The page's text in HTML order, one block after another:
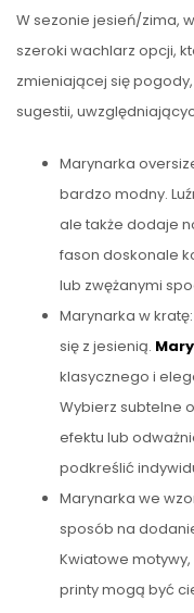
W sezonie jesień/zima,
szeroki wachlarz opcji,
zmieniającej się
sugestii,
Marynarka
bardzo modny.
ale także dodaje
fason doskonale
lub zwężanymi
Marynarka w
się z jesienią.
klasycznego i
Wybierz subtelne
efektu lub
podkreślić
Marynarka we
sposób na
Kwiatowe
printy mogą być